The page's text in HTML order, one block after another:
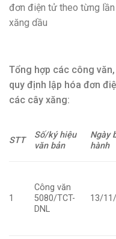
Tổng hợp các công
quy định lập hóa đơn
các cây xăng:
STT
Số/ký hiệu
văn bản
Ngày
hành
1
Công văn
5080/TCT-
DNL
13/